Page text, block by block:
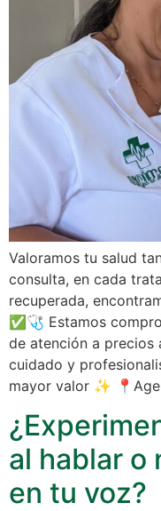
Valoramos tu salud
consulta, en cada
recuperada,
✅🩺 Estamos
de atención a precios
cuidado y
mayor valor ✨
al hablar o
en tu voz?